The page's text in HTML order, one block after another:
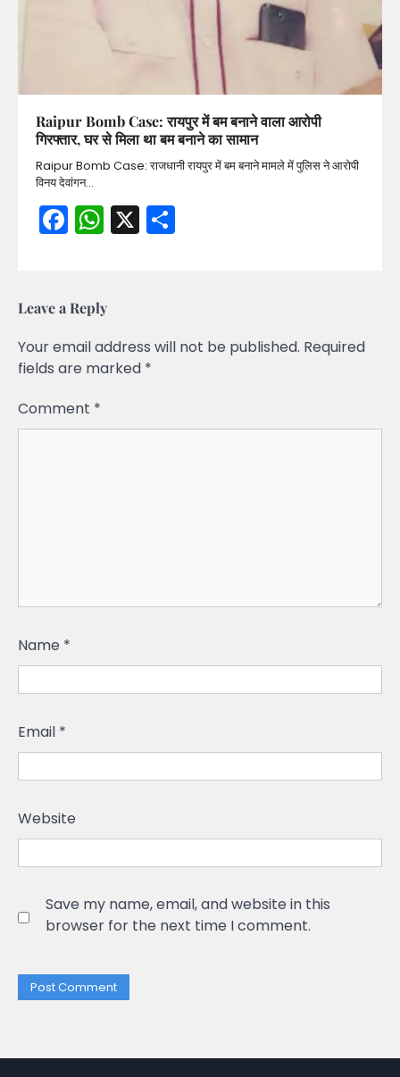
Raipur Bomb Case: रायपुर में बम बनाने वाला आरोपी
गिरफ्तार, घर से मिला था बम बनाने का सामान
Raipur Bomb Case: राजधानी रायपुर में बम बनाने मामले में पुलिस ने आरोपी
विनय देवांगन…
Facebook
WhatsApp
X
Leave a Reply
Your email address will not be published. Required
fields are marked *
Comment *
Name *
Email *
Website
Save my name, email, and website in this
browser for the next time I comment.